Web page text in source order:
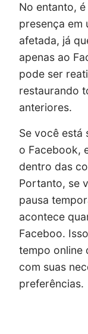
No entanto,
presença em
afetada, já
apenas ao
pode ser
restaurando
anteriores.
Se você está
o Facebook,
dentro das
Portanto, se
pausa
acontece
Faceboo.
tempo online
com suas
preferências.